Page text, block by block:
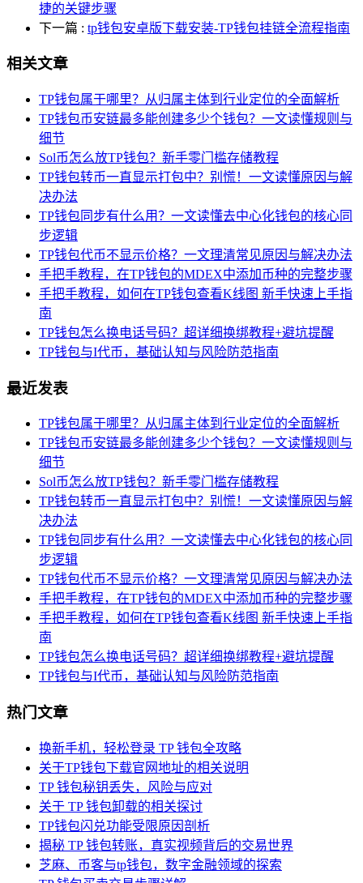
捷的关键步骤
下一篇 : tp钱包安卓版下载安装-TP钱包挂链全流程指南
相关文章
TP钱包属于哪里？从归属主体到行业定位的全面解析
TP钱包币安链最多能创建多少个钱包？一文读懂规则与
细节
Sol币怎么放TP钱包？新手零门槛存储教程
TP钱包转币一直显示打包中？别慌！一文读懂原因与解
决办法
TP钱包同步有什么用？一文读懂去中心化钱包的核心同
步逻辑
TP钱包代币不显示价格？一文理清常见原因与解决办法
手把手教程，在TP钱包的MDEX中添加币种的完整步骤
手把手教程，如何在TP钱包查看K线图 新手快速上手指
南
TP钱包怎么换电话号码？超详细换绑教程+避坑提醒
TP钱包与I代币，基础认知与风险防范指南
最近发表
TP钱包属于哪里？从归属主体到行业定位的全面解析
TP钱包币安链最多能创建多少个钱包？一文读懂规则与
细节
Sol币怎么放TP钱包？新手零门槛存储教程
TP钱包转币一直显示打包中？别慌！一文读懂原因与解
决办法
TP钱包同步有什么用？一文读懂去中心化钱包的核心同
步逻辑
TP钱包代币不显示价格？一文理清常见原因与解决办法
手把手教程，在TP钱包的MDEX中添加币种的完整步骤
手把手教程，如何在TP钱包查看K线图 新手快速上手指
南
TP钱包怎么换电话号码？超详细换绑教程+避坑提醒
TP钱包与I代币，基础认知与风险防范指南
热门文章
换新手机，轻松登录 TP 钱包全攻略
关于TP钱包下载官网地址的相关说明
TP 钱包秘钥丢失，风险与应对
关于 TP 钱包卸载的相关探讨
TP钱包闪兑功能受限原因剖析
揭秘 TP 钱包转账，真实视频背后的交易世界
芝麻、币客与tp钱包，数字金融领域的探索